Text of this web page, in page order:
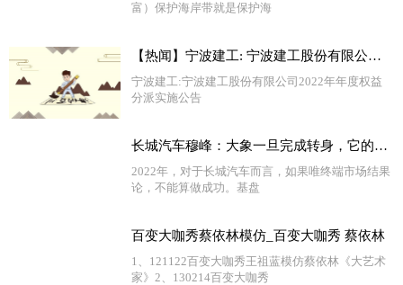
富）保护海岸带就是保护海
【热闻】宁波建工: 宁波建工股份有限公司2022年年度权益分派实施公告
宁波建工:宁波建工股份有限公司2022年年度权益
分派实施公告
长城汽车穆峰：大象一旦完成转身，它的气势便不可阻挡！ 视点
2022年，对于长城汽车而言，如果唯终端市场结果
论，不能算做成功。基盘
百变大咖秀蔡依林模仿_百变大咖秀 蔡依林
1、121122百变大咖秀王祖蓝模仿蔡依林《大艺术
家》2、130214百变大咖秀